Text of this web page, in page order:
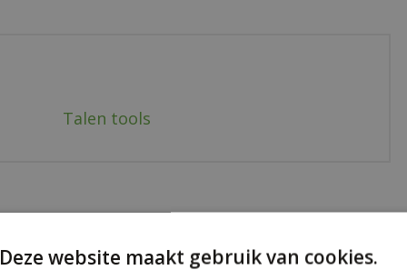
Talen tools
Deze website maakt gebruik van cookies.